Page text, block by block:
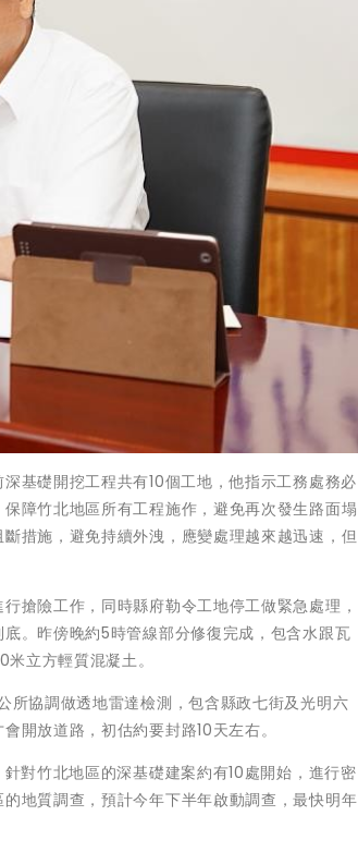
基礎開挖工程共有10個工地，他指示工務處務必
障竹北地區所有工程施作，避免再次發生路面塌
措施，避免持續外洩，應變處理越來越迅速，但
搶險工作，同時縣府勒令工地停工做緊急處理，
。昨傍晚約5時管線部分修復完成，包含水跟瓦
立方輕質混凝土。
所協調做透地雷達檢測，包含縣政七街及光明六
開放道路，初估約要封路10天左右。
對竹北地區的深基礎建案約有10處開始，進行密
地質調查，預計今年下半年啟動調查，最快明年